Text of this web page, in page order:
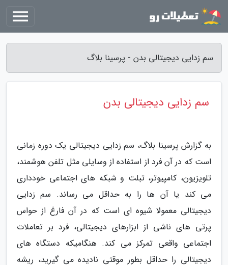
سم زدایی دیجیتالی بدن - پرسینا بلاگ
سم زدایی دیجیتالی بدن
به گزارش پرسینا بلاگ، سم زدایی دیجیتالی یک دوره زمانی
است که در آن فرد از استفاده از وسایلی مثل تلفن هوشمند،
تلویزیون، کامپیوتر، تبلت و شبکه های اجتماعی خودداری
می کند یا آن ها را به حداقل می رساند. سم زدایی
دیجیتالی معمولا شیوه ای است که در آن فارغ از حواس
پرتی های ناشی از ابزارهای دیجیتالی، فرد بر تعاملات
اجتماعی واقعی تمرکز می کند. هنگامیکه دستگاه های
دیجیتالی را حداقل بطور موقتی نادیده می گیرید، ریشه